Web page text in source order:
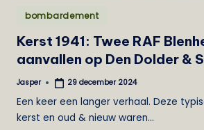
Geplaatst
bombardement
Kerst 1941: Twee RAF
aanvallen op Den Dolder &
Geplaatst
Jasper 29 december 2024
Een keer een langer verhaal. Deze
kerst en oud & nieuw waren…